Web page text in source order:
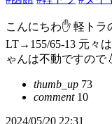
こんにちわ✋ 軽トラ
LT→155/65-13 元々
ゃんは不動ですので
thumb_up 73
comment10
2024/05/20 22:31